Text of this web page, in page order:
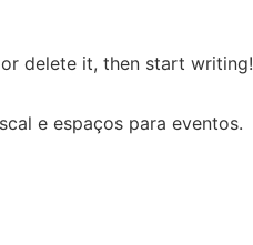
delete it, then start writing!
e espaços para eventos.